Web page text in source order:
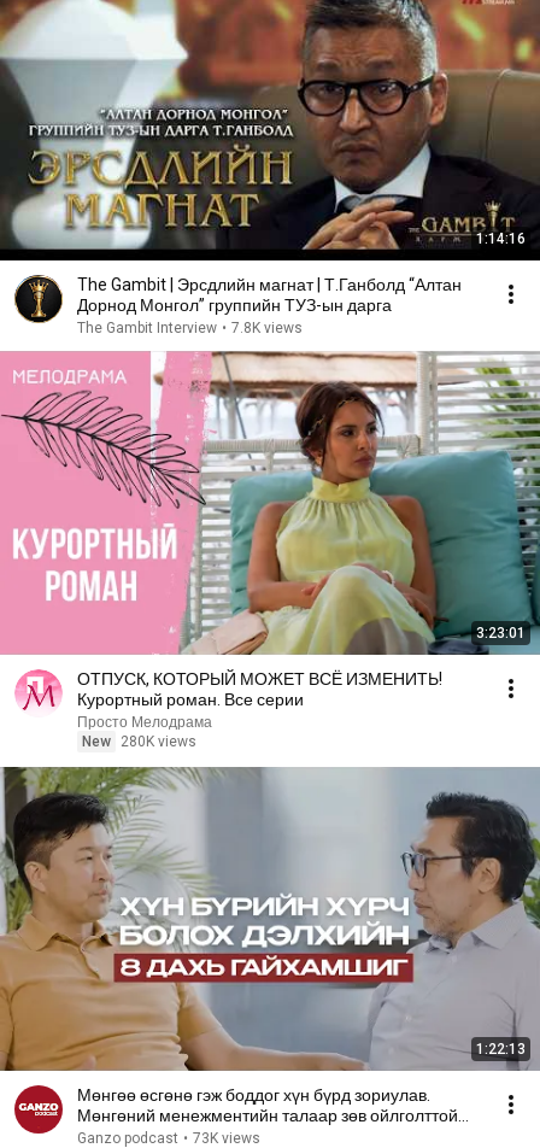
1:14:16
The Gambit | Эрсдлийн магнат | Т.Ганболд “Алтан
Дорнод Монгол” группийн ТУЗ-ын дарга
The Gambit Interview • 7.8K views
3:23:01
ОТПУСК, КОТОРЫЙ МОЖЕТ ВСЁ ИЗМЕНИТЬ!
Курортный роман. Все серии
Просто Мелодрама
New
280K views
1:22:13
Мөнгөө өсгөнө гэж боддог хүн бүрд зориулав.
Мөнгөний менежментийн талаар зөв ойлголттой
болъё.
Ganzo podcast • 73K views